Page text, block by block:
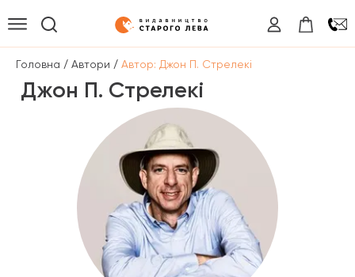
Головна / Автори / Автор: Джон П. Стрелекі
Джон П. Стрелекі